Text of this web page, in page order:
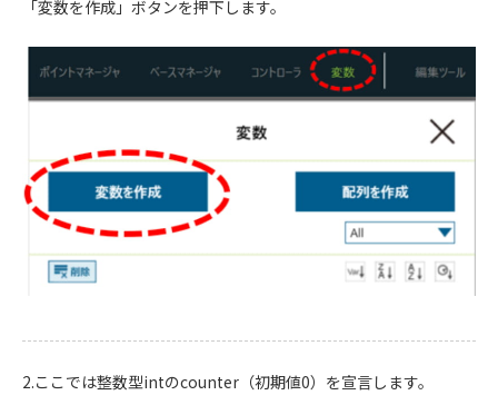
「変数を作成」ボタンを押下します。
2.ここでは整数型intのcounter（初期値0）を宣言します。